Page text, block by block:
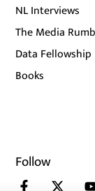
NL Interviews
The Media
Data Fellowship
Books
Follow